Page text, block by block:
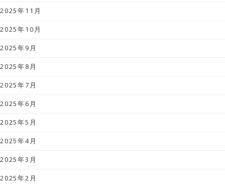
2025年11月
2025年10月
2025年9月
2025年8月
2025年7月
2025年6月
2025年5月
2025年4月
2025年3月
2025年2月